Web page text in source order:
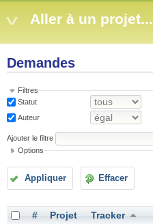
Aller à un projet...
Demandes
Filtres
Statut
Auteur
Ajouter le filtre
Options
Appliquer Effacer
# Projet Tracker